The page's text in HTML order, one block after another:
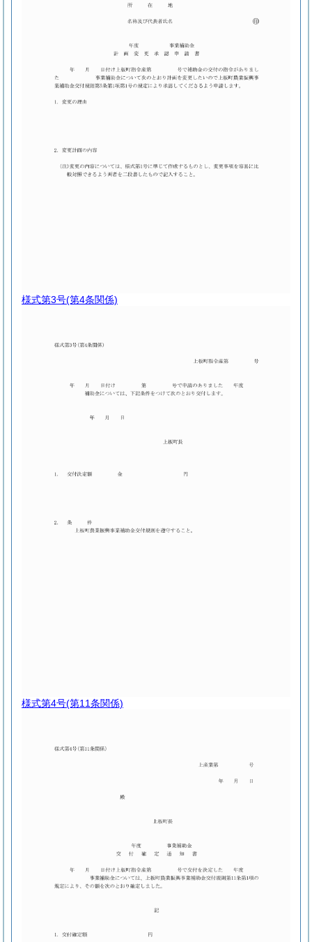
様式第3号(第4条関係)
様式第4号(第11条関係)